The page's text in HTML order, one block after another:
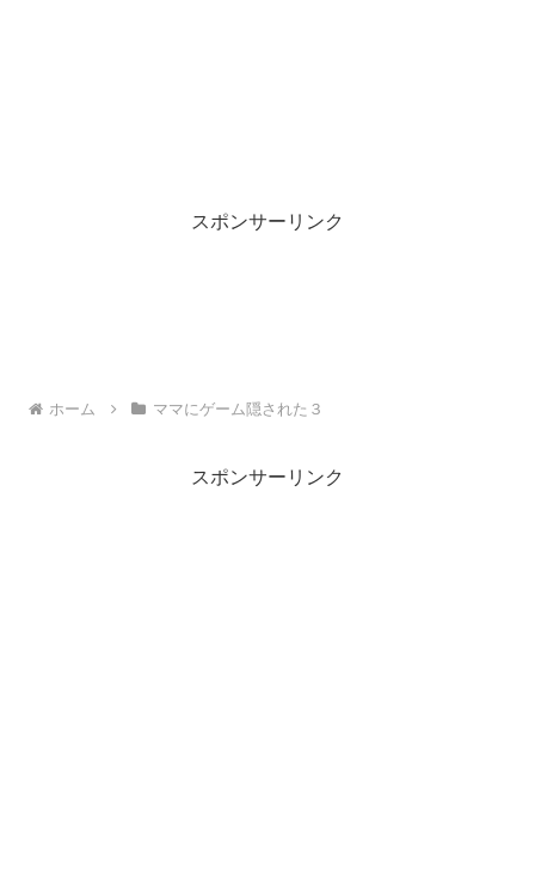
スポンサーリンク
ホーム ママにゲーム隠された３
スポンサーリンク